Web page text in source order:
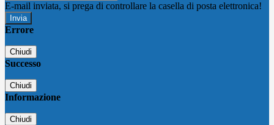
E-mail inviata, si prega di controllare la casella di posta elettronica!
Errore
Chiudi
Successo
Chiudi
Informazione
Chiudi